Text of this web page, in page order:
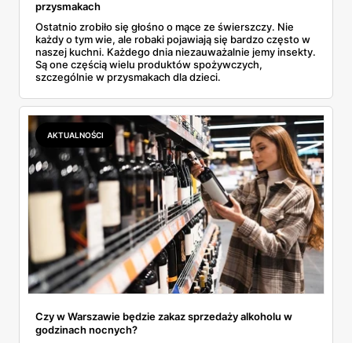
przysmakach
Ostatnio zrobiło się głośno o mące ze świerszczy. Nie
każdy o tym wie, ale robaki pojawiają się bardzo często w
naszej kuchni. Każdego dnia niezauważalnie jemy insekty.
Są one częścią wielu produktów spożywczych,
szczególnie w przysmakach dla dzieci.
AKTUALNOŚCI
Czy w Warszawie będzie zakaz sprzedaży alkoholu w
godzinach nocnych?